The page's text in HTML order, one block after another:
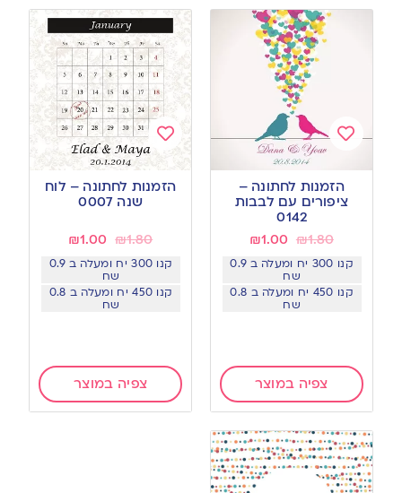
to
wishlist
הזמנות לחתונה –
ציפורים עם לבבות
0142
₪1.80
₪1.00
קנו 300 יח ומעלה ב 0.9
שח
קנו 450 יח ומעלה ב 0.8
שח
צפיה במוצר
Add
to
wishlist
הזמנות לחתונה – לוח
שנה 0007
₪1.80
₪1.00
קנו 300 יח ומעלה ב 0.9
שח
קנו 450 יח ומעלה ב 0.8
שח
צפיה במוצר